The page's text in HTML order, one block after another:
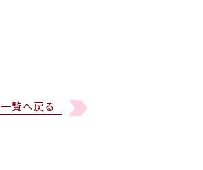
一覧へ戻る